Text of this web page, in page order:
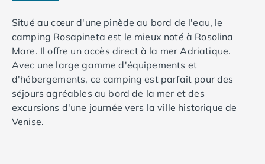
Situé au cœur d'une pinède au bord de l'eau, le
camping Rosapineta est le mieux noté à Rosolina
Mare. Il offre un accès direct à la mer Adriatique.
Avec une large gamme d'équipements et
d'hébergements, ce camping est parfait pour des
séjours agréables au bord de la mer et des
excursions d'une journée vers la ville historique de
Venise.